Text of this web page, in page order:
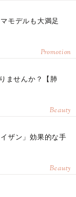
モデルも大満足
Promotion
ませんか？【肺
Beauty
ザン」効果的な手
Beauty